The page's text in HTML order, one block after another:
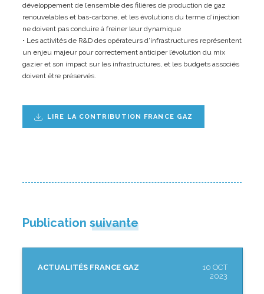
développement de l’ensemble des filières de production de gaz
renouvelables et bas-carbone, et les évolutions du terme d’injection
ne doivent pas conduire à freiner leur dynamique
• Les activités de R&D des opérateurs d’infrastructures représentent
un enjeu majeur pour correctement anticiper l’évolution du mix
gazier et son impact sur les infrastructures, et les budgets associés
doivent être préservés.
LIRE LA CONTRIBUTION FRANCE GAZ
Publication suivante
ACTUALITÉS FRANCE GAZ
10 OCT
2023